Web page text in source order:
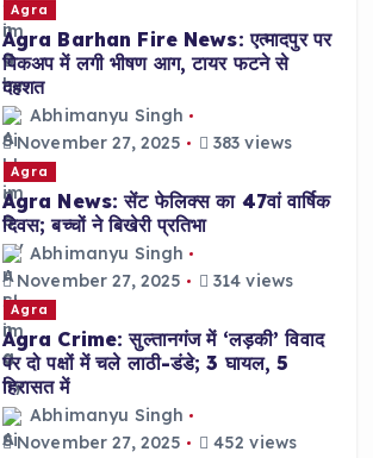
Agra
Agra Barhan Fire News: एत्मादपुर पर
पिकअप में लगी भीषण आग, टायर फटने से
दहशत
Abhimanyu Singh
November 27, 2025
383 views
Agra
Agra News: सेंट फेलिक्स का 47वां वार्षिक
दिवस; बच्चों ने बिखेरी प्रतिभा
Abhimanyu Singh
November 27, 2025
314 views
Agra
Agra Crime: सुल्तानगंज में ‘लड़की’ विवाद
पर दो पक्षों में चले लाठी-डंडे; 3 घायल, 5
हिरासत में
Abhimanyu Singh
November 27, 2025
452 views